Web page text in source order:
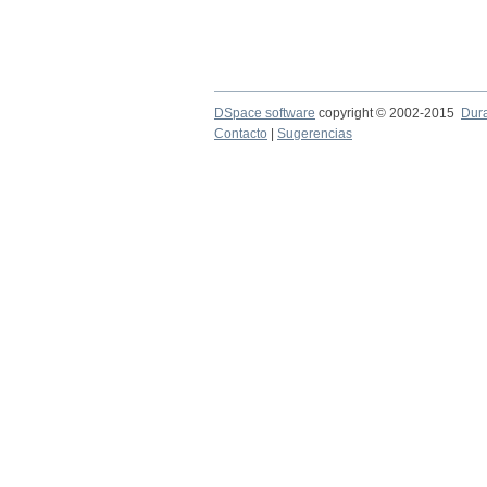
DSpace software copyright © 2002-2015
Contacto
Sugerencias